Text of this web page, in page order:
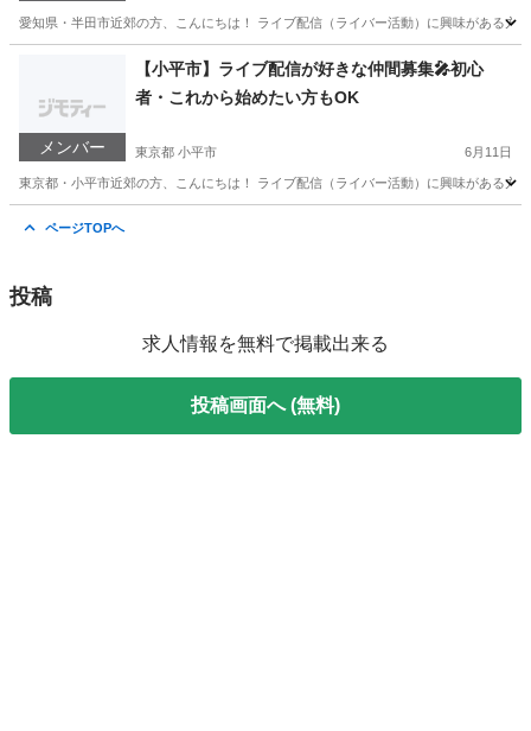
愛知県・半田市近郊の方、こんにちは！ ライブ配信（ライバー活動）に興味がある
その他 ライブ配信
メンバー
【小平市】ライブ配信が好きな仲間募集🎤初心
者・これから始めたい方もOK
東京都 小平市 6月11日
東京都・小平市近郊の方、こんにちは！ ライブ配信（ライバー活動）に興味がある
ページTOPへ
投稿
求人情報を無料で掲載出来る
投稿画面へ (無料)